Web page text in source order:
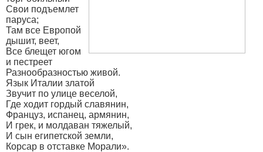
Свои подъемлет
паруса;
Там все Европой
дышит, веет,
Все блещет югом
и пестреет
Разнообразностью живой.
Язык Италии златой
Звучит по улице веселой,
Где ходит гордый славянин,
Француз, испанец, армянин,
И грек, и молдаван тяжелый,
И сын египетской земли,
Корсар в отставке Морали».